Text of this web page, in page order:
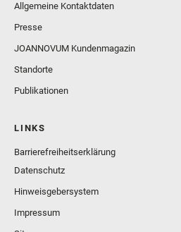
Allgemeine Kontaktdaten
Presse
JOANNOVUM Kundenmagazin
Standorte
Publikationen
LINKS
Barrierefreiheitserklärung
Datenschutz
Hinweisgebersystem
Impressum